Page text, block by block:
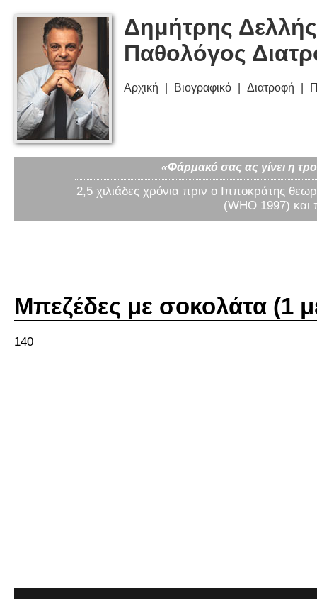
Δημήτρης
Παθολόγος
Αρχική Βιογραφικό Διατροφή
«Φάρμακό σας ας γίνει η
2,5 χιλιάδες χρόνια πριν ο Ιπποκράτης
(WHO 1997) και
Μπεζέδες με σοκολάτα (1
140